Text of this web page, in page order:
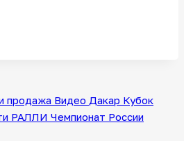
продажа Видео Дакар Кубок
РАЛЛИ Чемпионат России